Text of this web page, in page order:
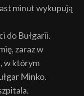
minut wykupują
do Bułgarii.
zaraz w
w którym
Minko.